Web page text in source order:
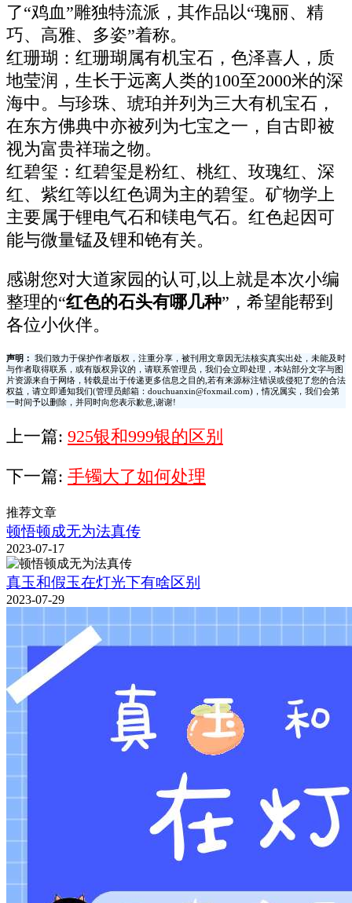
了“鸡血”雕独特流派，其作品以“瑰丽、精
巧、高雅、多姿”着称。
红珊瑚：红珊瑚属有机宝石，色泽喜人，质
地莹润，生长于远离人类的100至2000米的深
海中。与珍珠、琥珀并列为三大有机宝石，
在东方佛典中亦被列为七宝之一，自古即被
视为富贵祥瑞之物。
红碧玺：红碧玺是粉红、桃红、玫瑰红、深
红、紫红等以红色调为主的碧玺。矿物学上
主要属于锂电气石和镁电气石。红色起因可
能与微量锰及锂和铯有关。
感谢您对大道家园的认可,以上就是本次小编
整理的“红色的石头有哪几种”，希望能帮到
各位小伙伴。
声明：
我们致力于保护作者版权，注重分享，被刊用文章因无法核实真实出处，未能及时
与作者取得联系，或有版权异议的，请联系管理员，我们会立即处理，本站部分文字与图
片资源来自于网络，转载是出于传递更多信息之目的,若有来源标注错误或侵犯了您的合法
权益，请立即通知我们(管理员邮箱：douchuanxin@foxmail.com)，情况属实，我们会第
一时间予以删除，并同时向您表示歉意,谢谢!
上一篇: 925银和999银的区别
下一篇: 手镯大了如何处理
推荐文章
顿悟顿成无为法真传
2023-07-17
真玉和假玉在灯光下有啥区别
2023-07-29